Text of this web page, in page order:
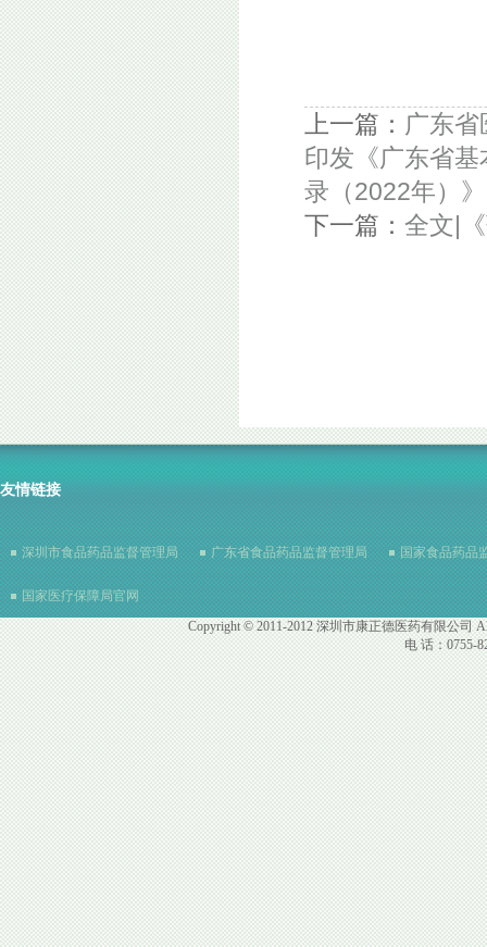
上一篇： 广东
印发《广东省
录（2022年）
下一篇： 全文|
友情链接
深圳市食品药品监督管理局 广东省食品药品监督管理局 国家食品药品
国家医疗保障局官网
Copyright © 2011-2012 深圳市康正德医药有限公司
电 话：0755-